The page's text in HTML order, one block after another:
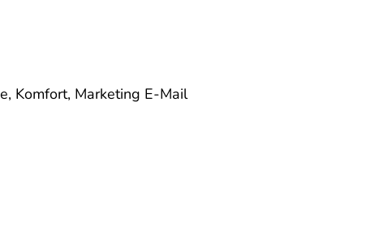
Komfort, Marketing E-Mail